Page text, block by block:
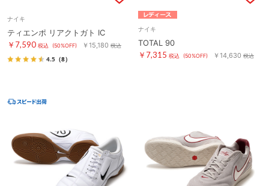
ナイキ
ティエンポ リアクトガト IC
￥7,590 税込 (50%OFF) ￥15,180 税込
4.5 （8）
ナイキ
TOTAL 90
￥7,315 税込 (50%OFF) ￥14,630 税込